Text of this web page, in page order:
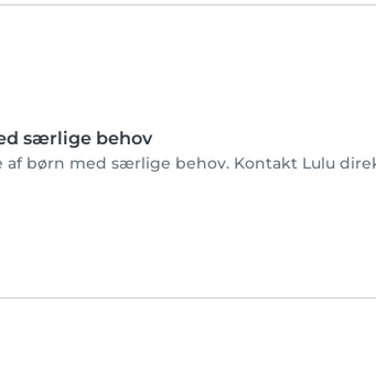
særlige behov
af børn med særlige behov. Kontakt Lulu